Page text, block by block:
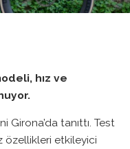
hız ve
Girona’da tanıttı. Test
özellikleri etkileyici